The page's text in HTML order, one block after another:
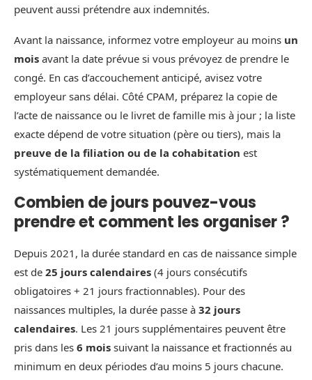
peuvent aussi prétendre aux indemnités.
Avant la naissance, informez votre employeur au moins un
mois avant la date prévue si vous prévoyez de prendre le
congé. En cas d’accouchement anticipé, avisez votre
employeur sans délai. Côté CPAM, préparez la copie de
l’acte de naissance ou le livret de famille mis à jour ; la liste
exacte dépend de votre situation (père ou tiers), mais la
preuve de la filiation ou de la cohabitation est
systématiquement demandée.
Combien de jours pouvez-vous
prendre et comment les organiser ?
Depuis 2021, la durée standard en cas de naissance simple
est de 25 jours calendaires (4 jours consécutifs
obligatoires + 21 jours fractionnables). Pour des
naissances multiples, la durée passe à 32 jours
calendaires. Les 21 jours supplémentaires peuvent être
pris dans les 6 mois suivant la naissance et fractionnés au
minimum en deux périodes d’au moins 5 jours chacune.